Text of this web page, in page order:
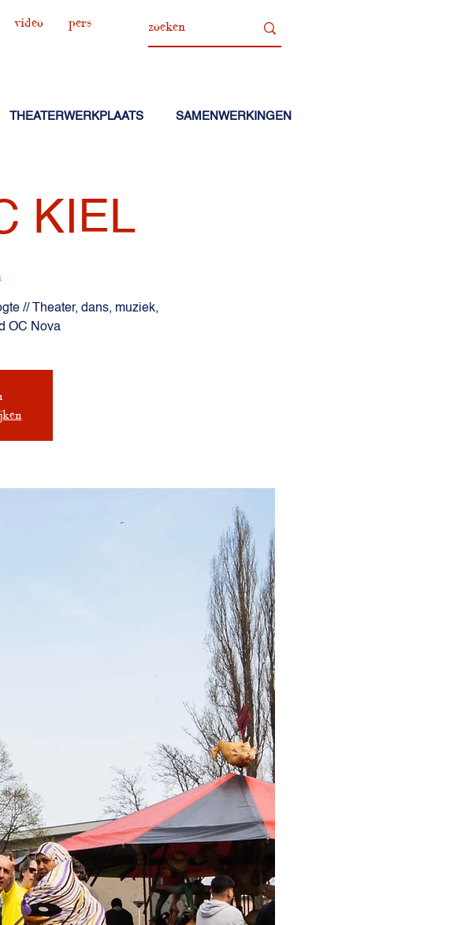
video pers
THEATERWERKPLAATS SAMENWERKINGEN
KIEL
// Theater, dans, muziek,
OC Nova